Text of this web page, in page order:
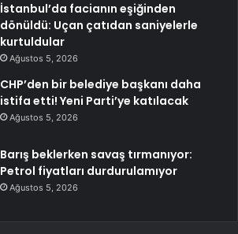
İstanbul’da facianın eşiğinden
dönüldü: Uçan çatıdan saniyelerle
kurtuldular
Ağustos 5, 2026
CHP’den bir belediye başkanı daha
istifa etti! Yeni Parti’ye katılacak
Ağustos 5, 2026
Barış beklerken savaş tırmanıyor:
Petrol fiyatları durdurulamıyor
Ağustos 5, 2026